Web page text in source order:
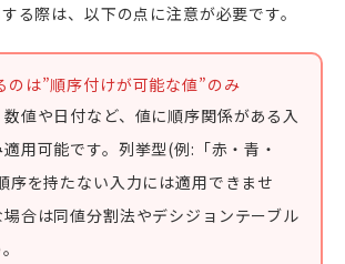
る際は、以下の点に注意が必要です。
は”順序付けが可能な値”のみ
値や日付など、値に順序関係がある入
用可能です。列挙型(例:「赤・青・
序を持たない入力には適用できませ
合は同値分割法やデシジョンテーブル